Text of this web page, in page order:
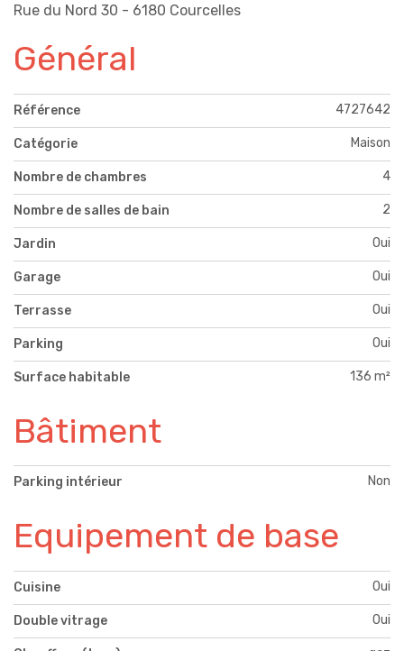
Rue du Nord 30 - 6180 Courcelles
Général
Référence 4727642
Catégorie Maison
Nombre de chambres 4
Nombre de salles de bain 2
Jardin Oui
Garage Oui
Terrasse Oui
Parking Oui
Surface habitable 136 m²
Bâtiment
Parking intérieur Non
Equipement de base
Cuisine Oui
Double vitrage Oui